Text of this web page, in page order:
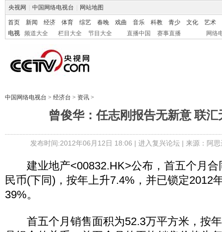
央视网 中国网络电视台 网站地图
首页 新闻 经济 体育 综艺 春晚 戏曲 音乐 科教 青少 文化
艺术
电视
频道大全 栏目大全 节目大全 直播中国 赛事直播 网络
中国网络电视台 > 经济台 > 资讯 >
曾俊华：任志刚报告无新意 联汇
发布时间:2012年06月12日 18:06 | 进入复兴论坛| 来源：阿
建业地产<00832.HK>公布，首五个月合
民币(下同)，按年上升7.4%，并已锁定2012
39%。
首五个月销售面积为52.3万平方米，按年